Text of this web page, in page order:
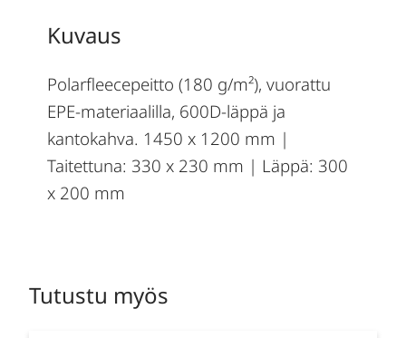
Kuvaus
Polarfleecepeitto (180 g/m²), vuorattu
EPE-materiaalilla, 600D-läppä ja
kantokahva. 1450 x 1200 mm |
Taitettuna: 330 x 230 mm | Läppä: 300
x 200 mm
Tutustu myös